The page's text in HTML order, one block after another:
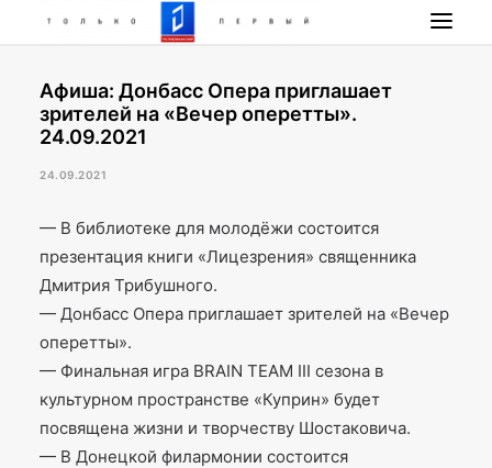
НОВОСТИ
ПРОГРАММА
ПРЯМОЙ ЭФИР
ПОИСК
Афиша: Донбасс Опера приглашает
зрителей на «Вечер оперетты».
24.09.2021
24.09.2021
— В библиотеке для молодёжи состоится
презентация книги «Лицезрения» священника
Дмитрия Трибушного.
— Донбасс Опера приглашает зрителей на «Вечер
оперетты».
— Финальная игра BRAIN TEAM III сезона в
культурном пространстве «Куприн» будет
посвящена жизни и творчеству Шостаковича.
— В Донецкой филармонии состоится